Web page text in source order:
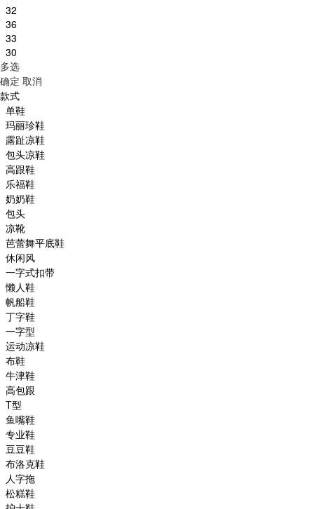
32
36
33
30
多选
确定 取消
款式
单鞋
玛丽珍鞋
露趾凉鞋
包头凉鞋
高跟鞋
乐福鞋
奶奶鞋
包头
凉靴
芭蕾舞平底鞋
休闲风
一字式扣带
懒人鞋
帆船鞋
丁字鞋
一字型
运动凉鞋
布鞋
牛津鞋
高包跟
T型
鱼嘴鞋
专业鞋
豆豆鞋
布洛克鞋
人字拖
松糕鞋